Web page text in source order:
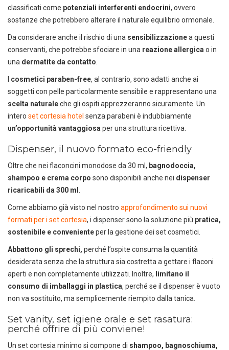
classificati come potenziali interferenti endocrini, ovvero
sostanze che potrebbero alterare il naturale equilibrio ormonale.
Da considerare anche il rischio di una sensibilizzazionea questi
conservanti, che potrebbe sfociare in una reazione allergica o in
una dermatite da contatto
I cosmetici paraben-free, al contrario, sono adatti anche ai
soggetti con pelle particolarmente sensibile e rappresentano una
scelta naturaleche gli ospiti apprezzeranno sicuramente. Un
intero set cortesia hotel senza parabeni è indubbiamente
un’opportunità vantaggiosa per una struttura ricettiva.
Dispenser, il nuovo formato eco-friendly
Oltre che nei flaconcini monodose da 30 ml, bagnodoccia,
shampoo e crema corpo sono disponibili anche nei dispenser
ricaricabili da 300 ml
Come abbiamo già visto nel nostro approfondimento sui nuovi
formati per i set cortesia, i dispenser sono la soluzione più pratica,
sostenibile e convenienteper la gestione dei set cosmetici.
Abbattono gli sprechi, perché l’ospite consuma la quantità
desiderata senza che la struttura sia costretta a gettare i flaconi
aperti e non completamente utilizzati. Inoltre, limitano il
consumo di imballaggi in plastica, perché se il dispenser è vuoto
non va sostituito, ma semplicemente riempito dalla tanica.
Set vanity, set igiene orale e set rasatura:
perché offrire di più conviene!
Un set cortesia minimo si compone di shampoo, bagnoschiuma,